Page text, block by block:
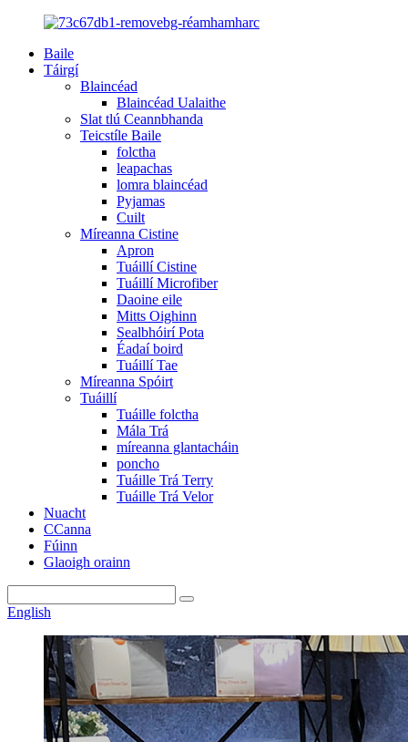
Baile
Táirgí
Blaincéad
Blaincéad Ualaithe
Slat tlú Ceannbhanda
Teicstíle Baile
folctha
leapachas
lomra blaincéad
Pyjamas
Cuilt
Míreanna Cistine
Apron
Tuáillí Cistine
Tuáillí Microfiber
Daoine eile
Mitts Oighinn
Sealbhóirí Pota
Éadaí boird
Tuáillí Tae
Míreanna Spóirt
Tuáillí
Tuáille folctha
Mála Trá
míreanna glantacháin
poncho
Tuáille Trá Terry
Tuáille Trá Velor
Nuacht
CCanna
Fúinn
Glaoigh orainn
English